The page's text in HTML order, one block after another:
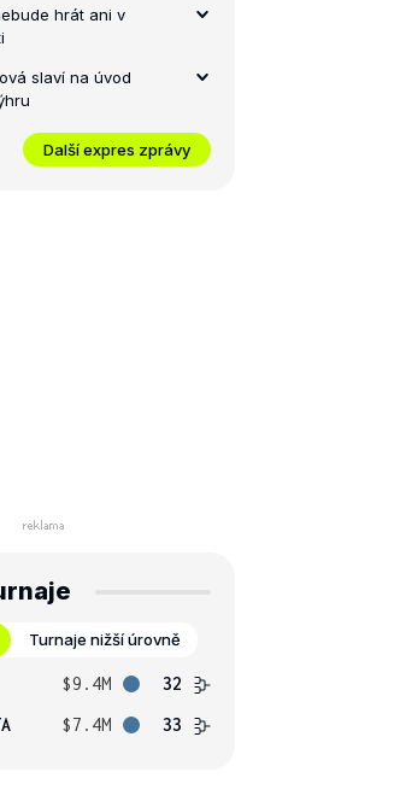
hrát ani v
slaví na úvod
Další expres zprávy
Turnaje nižší úrovně
$9.4M
32
$7.4M 33